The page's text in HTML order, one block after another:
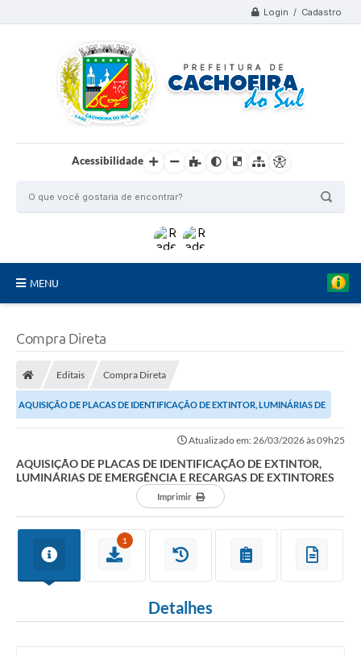
Login / Cadastro
Acessibilidade
MENU
Conselhos Municipais
Diário Oficial
Coleta seletiva - Informações
Compra Direta
Editais Compra Direta
AQUISIÇÃO DE PLACAS DE IDENTIFICAÇÃO DE EXTINTOR, LUMINÁRIAS DE
EMERGÊNCIA E RECARGAS DE EXTINTORES
Atualizado em: 26/03/2026 às 09h25
AQUISIÇÃO DE PLACAS DE IDENTIFICAÇÃO DE EXTINTOR,
LUMINÁRIAS DE EMERGÊNCIA E RECARGAS DE EXTINTORES
Imprimir
1
Detalhes